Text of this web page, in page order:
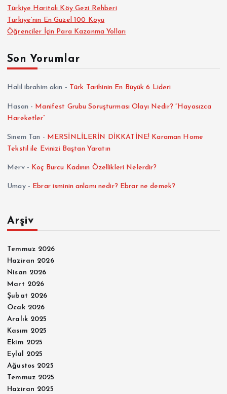
Türkiye Haritalı Köy Gezi Rehberi
Türkiye’nin En Güzel 100 Köyü
Öğrenciler İçin Para Kazanma Yolları
Son Yorumlar
Halil ibrahim akın - Türk Tarihinin En Büyük 6 Lideri
Hasan - Manifest Grubu Soruşturması Olayı Nedir? “Hayasızca
Hareketler”
Sinem Tan - MERSİNLİLERİN DİKKATİNE! Karaman Home
Tekstil ile Evinizi Baştan Yaratın
Merv- Koç Burcu Kadının Özellikleri Nelerdir?
Umay- Ebrar isminin anlamı nedir? Ebrar ne demek?
Arşiv
Temmuz 2026
Haziran 2026
Nisan 2026
Mart 2026
Şubat 2026
Ocak 2026
Aralık 2025
Kasım 2025
Ekim 2025
Eylül 2025
Ağustos 2025
Temmuz 2025
Haziran 2025